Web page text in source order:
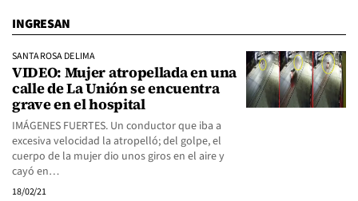
INGRESAN
SANTA ROSA DE LIMA
VIDEO: Mujer atropellada en una
calle de La Unión se encuentra
grave en el hospital
IMÁGENES FUERTES. Un conductor que iba a
excesiva velocidad la atropelló; del golpe, el
cuerpo de la mujer dio unos giros en el aire y
cayó en…
18/02/21